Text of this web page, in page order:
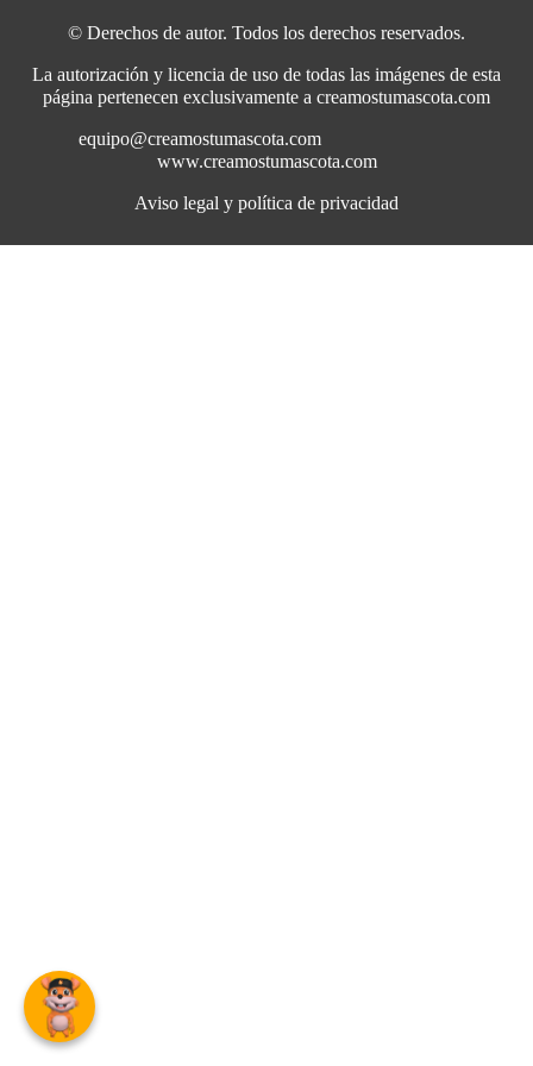
© Derechos de autor. Todos los derechos reservados.
La autorización y licencia de uso de todas las imágenes de esta
página pertenecen exclusivamente a creamostumascota.com
equipo@creamostumascota.com
www.creamostumascota.com
Aviso legal y política de privacidad